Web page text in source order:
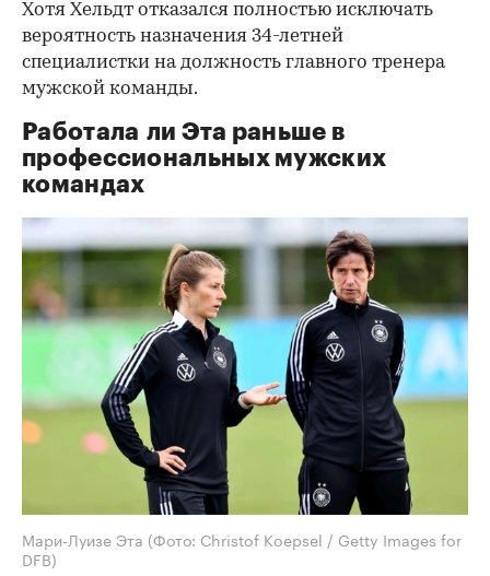
Хотя Хельдт отказался полностью исключать
вероятность назначения 34-летней
специалистки на должность главного тренера
мужской команды.
Работала ли Эта раньше в
профессиональных мужских
командах
Мари-Луизе Эта (Фото: Christof Koepsel / Getty Images for
DFB)